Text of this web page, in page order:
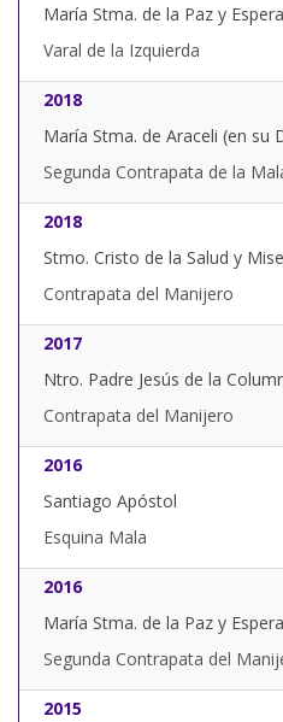
María Stma. de la Paz y
Varal de la Izquierda
2018
María Stma. de Araceli (en su
Segunda Contrapata de la
2018
Stmo. Cristo de la Salud y
Contrapata del Manijero
2017
Ntro. Padre Jesús de la
Contrapata del Manijero
2016
Santiago Apóstol
Esquina Mala
2016
María Stma. de la Paz y
Segunda Contrapata del
2015